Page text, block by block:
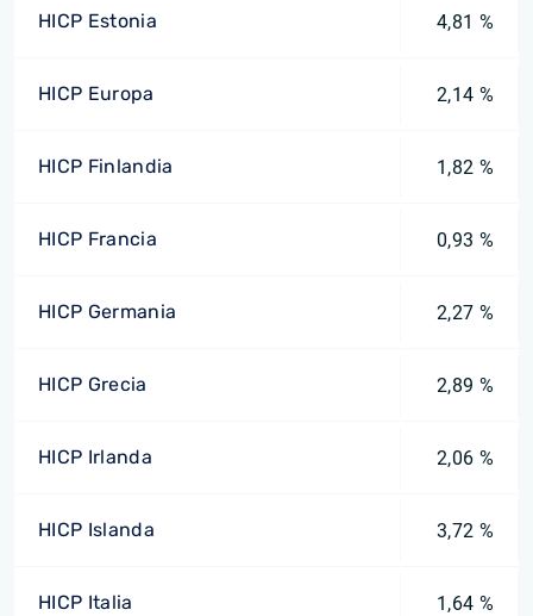
HICP Estonia 4,81 %
HICP Europa 2,14 %
HICP Finlandia 1,82 %
HICP Francia 0,93 %
HICP Germania 2,27 %
HICP Grecia 2,89 %
HICP Irlanda 2,06 %
HICP Islanda 3,72 %
HICP Italia 1,64 %